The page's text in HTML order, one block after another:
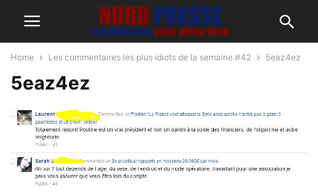
Home Les commentaires les plus idiots de la semaine #42 5eaz4ez
5eaz4ez